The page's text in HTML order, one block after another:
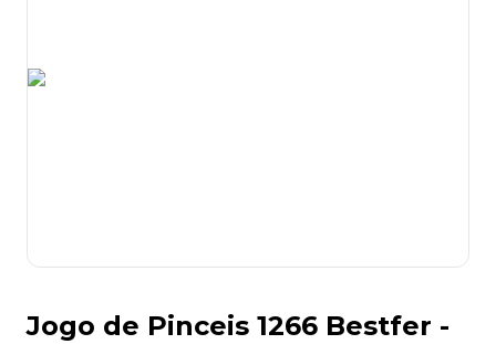
Jogo de Pinceis 1266 Bestfer -